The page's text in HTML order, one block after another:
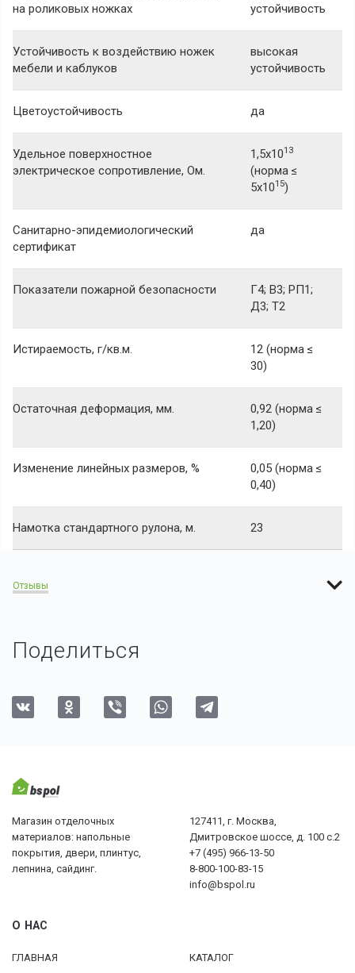
на роликовых ножках
устойчивость
Устойчивость к воздействию ножек
мебели и каблуков
высокая
устойчивость
Цветоустойчивость да
Удельное поверхностное
электрическое сопротивление, Ом.
1,5x1013
(норма ≤
5x1015)
Санитарно-эпидемиологический
сертификат
да
Показатели пожарной безопасности
Г4; В3; РП1;
Д3; Т2
Истираемость, г/кв.м.
12 (норма ≤
30)
Остаточная деформация, мм.
0,92 (норма ≤
1,20)
Изменение линейных размеров, %
0,05 (норма ≤
0,40)
Намотка стандартного рулона, м. 23
Отзывы
Поделиться
Магазин отделочных
материалов: напольные
покрытия, двери, плинтус,
лепнина, сайдинг.
127411, г. Москва,
Дмитровское шоссе, д. 100 с.2
+7 (495) 966-13-50
8-800-100-83-15
info@bspol.ru
О НАС
ГЛАВНАЯ КАТАЛОГ